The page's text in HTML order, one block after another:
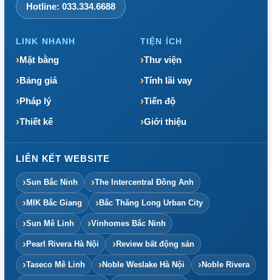
Hotline: 033.334.6688
LINK NHANH
Mặt bằng
Bảng giá
Pháp lý
Thiết kế
TIỆN ÍCH
Thư viện
Tính lãi vay
Tiến độ
Giới thiệu
LIÊN KẾT WEBSITE
Sun Bắc Ninh The Intercentral Đông Anh
MIK Bắc Giang Bắc Thăng Long Urban City
Sun Mê Linh Vinhomes Bắc Ninh
Pearl Rivera Hà Nội Review bất động sản
Taseco Mê Linh Noble Weslake Hà Nội Noble Rivera